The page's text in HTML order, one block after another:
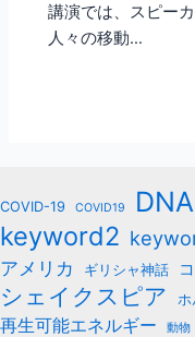
講演では、スピー
人々の移動…
COVID-19 COVID19 DNA
keyword2
アメリカ ギリシャ神話
シェイクスピア ホ
再生可能エネルギー
動物